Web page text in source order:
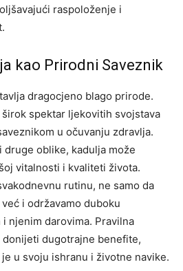
raspoloženje i
kao Prirodni Saveznik
dragocjeno blago prirode.
spektar ljekovitih svojstava
u očuvanju zdravlja.
oblike, kadulja može
vitalnosti i kvaliteti života.
rutinu, ne samo da
i održavamo duboku
njenim darovima. Pravilna
dugotrajne benefite,
u svoju ishranu i životne navike.